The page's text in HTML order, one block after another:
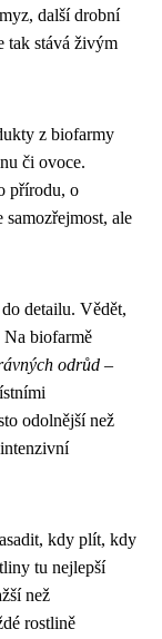
další drobní
tak stává živým
z biofarmy
či ovoce.
přírodu, o
samozřejmost, ale
detailu. Vědět,
Na biofarmě
odrůd –
odolnější než
kdy plít, kdy
tu nejlepší
než
rostlině